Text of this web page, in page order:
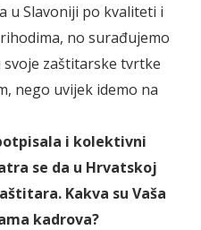
u Slavoniji po kvaliteti i
no surađujemo
svoje zaštitarske tvrtke
nego uvijek idemo na
i kolektivni
se da u Hrvatskoj
Kakva su Vaša
kadrova?